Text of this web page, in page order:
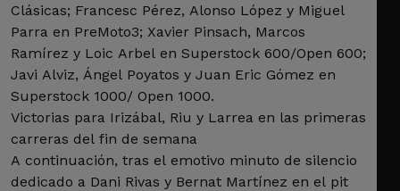
Clásicas; Francesc Pérez, Alonso López y Miguel
Parra en PreMoto3; Xavier Pinsach, Marcos
Ramírez y Loic Arbel en Superstock 600/Open 600;
Javi Alviz, Ángel Poyatos y Juan Eric Gómez en
Superstock 1000/ Open 1000.
Victorias para Irizábal, Riu y Larrea en las primeras
carreras del fin de semana
A continuación, tras el emotivo minuto de silencio
dedicado a Dani Rivas y Bernat Martínez en el pit